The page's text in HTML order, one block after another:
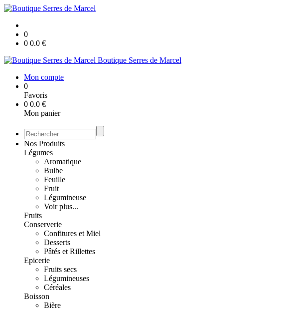
0
0 0.0 €
Boutique Serres de Marcel
Mon compte
0
Favoris
0 0.0 €
Mon panier
Nos Produits
Légumes
Aromatique
Bulbe
Feuille
Fruit
Légumineuse
Voir plus...
Fruits
Conserverie
Confitures et Miel
Desserts
Pâtés et Rillettes
Epicerie
Fruits secs
Légumineuses
Céréales
Boisson
Bière